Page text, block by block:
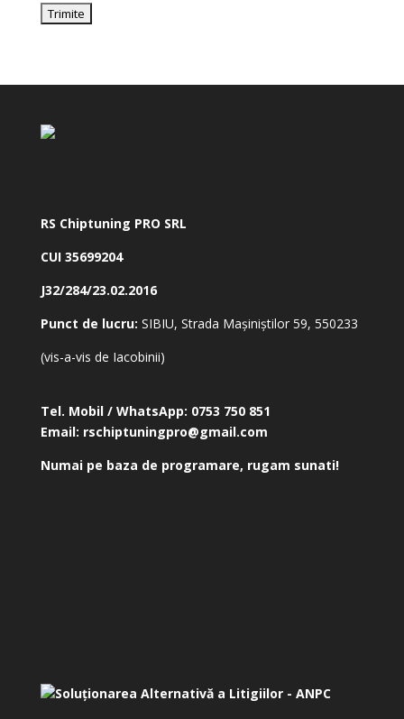
RS Chiptuning PRO SRL
CUI 35699204
J32/284/23.02.2016
Punct de lucru: SIBIU, Strada Mașiniștilor 59, 550233
(vis-a-vis de Iacobinii)
Tel. Mobil / WhatsApp: 0753 750 851
Email: rschiptuningpro@gmail.com
Numai pe baza de programare, rugam sunati!